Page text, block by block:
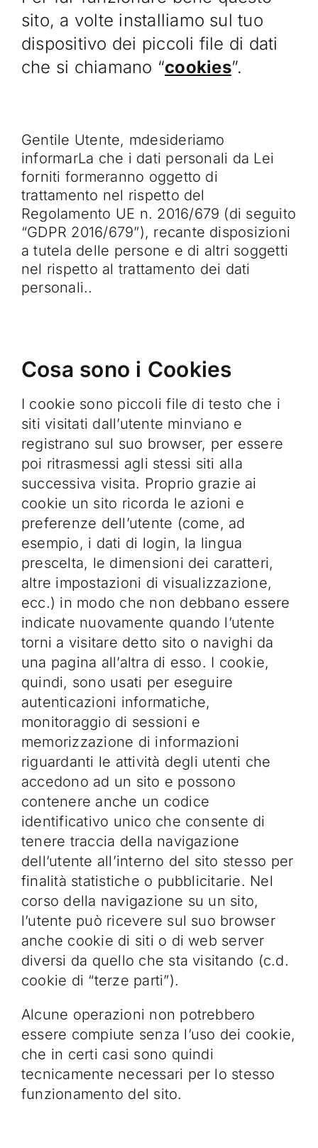
sito, a volte installiamo sul tuo
dispositivo dei piccoli file di dati
che si chiamano “cookies”.
Gentile Utente, mdesideriamo
informarLa che i dati personali da Lei
forniti formeranno oggetto di
trattamento nel rispetto del
Regolamento UE n. 2016/679 (di seguito
“GDPR 2016/679”), recante disposizioni
a tutela delle persone e di altri soggetti
nel rispetto al trattamento dei dati
personali..
Cosa sono i Cookies
I cookie sono piccoli file di testo che i
siti visitati dall’utente minviano e
registrano sul suo browser, per essere
poi ritrasmessi agli stessi siti alla
successiva visita. Proprio grazie ai
cookie un sito ricorda le azioni e
preferenze dell’utente (come, ad
esempio, i dati di login, la lingua
prescelta, le dimensioni dei caratteri,
altre impostazioni di visualizzazione,
ecc.) in modo che non debbano essere
indicate nuovamente quando l’utente
torni a visitare detto sito o navighi da
una pagina all’altra di esso. I cookie,
quindi, sono usati per eseguire
autenticazioni informatiche,
monitoraggio di sessioni e
memorizzazione di informazioni
riguardanti le attività degli utenti che
accedono ad un sito e possono
contenere anche un codice
identificativo unico che consente di
tenere traccia della navigazione
dell’utente all’interno del sito stesso per
finalità statistiche o pubblicitarie. Nel
corso della navigazione su un sito,
l’utente può ricevere sul suo browser
anche cookie di siti o di web server
diversi da quello che sta visitando (c.d.
cookie di “terze parti”).
Alcune operazioni non potrebbero
essere compiute senza l’uso dei cookie,
che in certi casi sono quindi
tecnicamente necessari per lo stesso
funzionamento del sito.